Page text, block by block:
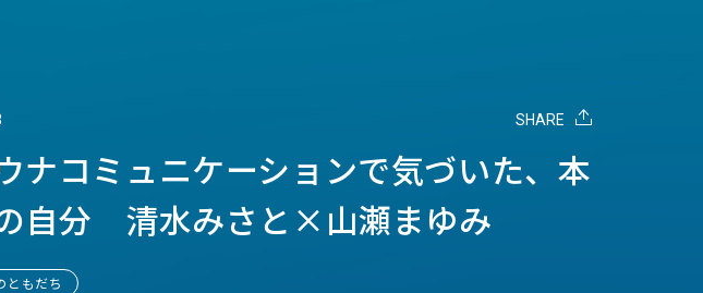
SHARE
ナコミュニケーションで気づいた、本
自分 清水みさと×山瀬まゆみ
ともだち